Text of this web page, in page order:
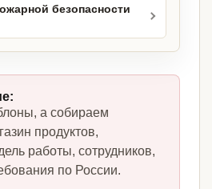
безопасности
а собираем
продуктов,
работы, сотрудников,
по России.